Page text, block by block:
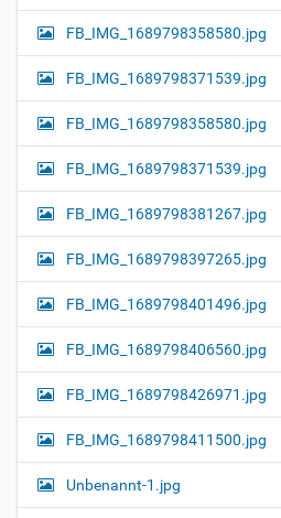
FB_IMG_1689798358580.jpg
FB_IMG_1689798371539.jpg
FB_IMG_1689798358580.jpg
FB_IMG_1689798371539.jpg
FB_IMG_1689798381267.jpg
FB_IMG_1689798397265.jpg
FB_IMG_1689798401496.jpg
FB_IMG_1689798406560.jpg
FB_IMG_1689798426971.jpg
FB_IMG_1689798411500.jpg
Unbenannt-1.jpg